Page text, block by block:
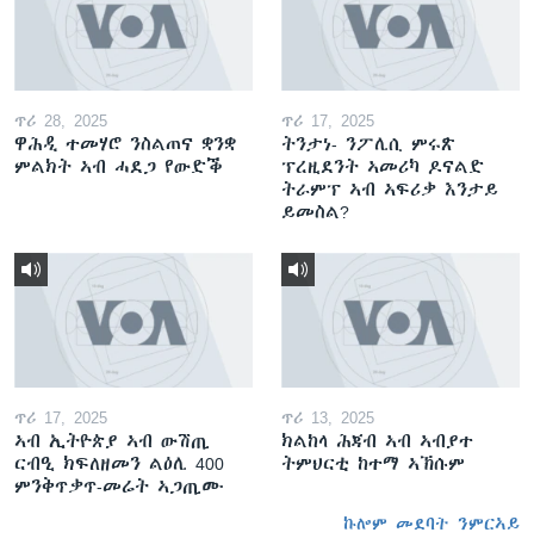
ጥሪ 28, 2025
ዋሕዲ ተመሃሮ ንስልጠና ቋንቋ
ምልክት ኣብ ሓደጋ የውድቕ
ጥሪ 17, 2025
ትንታነ- ንፖሊሲ ምሩጽ
ፕረዚደንት ኣመሪካ ዶናልድ
ትራምፕ ኣብ ኣፍሪቃ እንታይ
ይመስል?
ጥሪ 17, 2025
ኣብ ኢትዮጵያ ኣብ ውሽጢ
ርብዒ ክፍለዘመን ልዕሊ 400
ምንቅጥቃጥ-መሬት ኣጋጢሙ
ጥሪ 13, 2025
ክልከላ ሕጃብ ኣብ ኣብያተ
ትምህርቲ ከተማ ኣኽሱም
ኩሎም መደባት ንምርኣይ